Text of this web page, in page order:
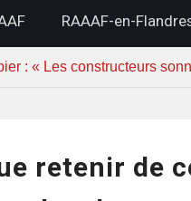
RAAAF-en-
: « Les constructeurs
retenir de